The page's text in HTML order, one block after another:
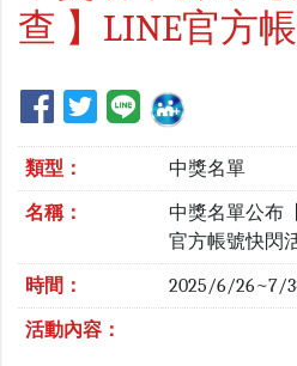
查 】LINE官方
類型： 中獎名單
名稱：
中獎名單公布
官方帳號快閃
時間： 2025/6/26~7/
活動內容：